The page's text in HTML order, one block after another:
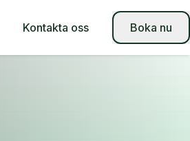
Kontakta oss Boka nu